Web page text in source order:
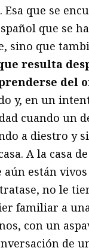
que se
que se
sino que
resulta
del
y, en un
cuando un
a diestro y
A la casa
están
no le
familiar a
con un
de